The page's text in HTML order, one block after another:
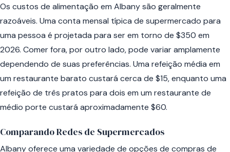
Os custos de alimentação em Albany são geralmente
razoáveis. Uma conta mensal típica de supermercado para
uma pessoa é projetada para ser em torno de $350 em
2026. Comer fora, por outro lado, pode variar amplamente
dependendo de suas preferências. Uma refeição média em
um restaurante barato custará cerca de $15, enquanto uma
refeição de três pratos para dois em um restaurante de
médio porte custará aproximadamente $60.
Comparando Redes de Supermercados
Albany oferece uma variedade de opções de compras de